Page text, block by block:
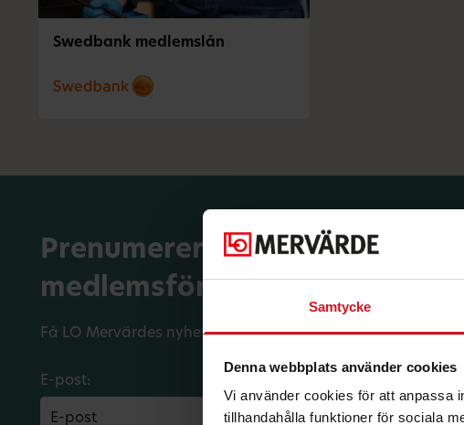
Samtycke
Denna webbplats använder cookies
Vi använder cookies för att anpassa
tillhandahålla funktioner för sociala
Swedbank medlemslån
Prenumerera på dina
medlemsförmåner.
Få LO Mervärdes nyhetsbrev varje månad till din inkorg.
E-post: